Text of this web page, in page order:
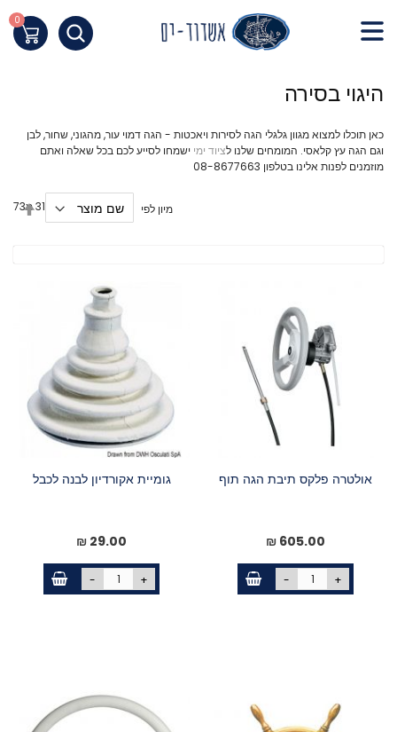
של
אינטרנט,
לחץ
תוכן
Content
העגלה שלי
0
היגוי בסירה
כאן תוכלו למצוא מגוון גלגלי הגה לסירות ויאכטות - הגה דמוי עור, מהגוני, שחור, לבן
וגם הגה עץ קלאסי. המומחים שלנו לציוד ימי ישמחו לסייע לכם בכל שאלה ואתם
מוזמנים לפנות אלינו בטלפון 08-8677663
פריטים 31 60 מ73 מיון לפי
הגדר
אולטרה פלקס תיבת הגה תוף
605.00 ₪
- +
גומיית אקורדיון לבנה לכבל
29.00 ₪
- +